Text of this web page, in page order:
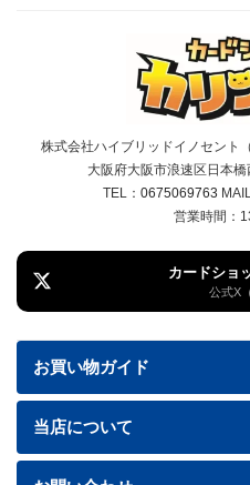
株式会社ハイブリッドイノセント
大阪府大阪市浪速区日本
TEL： 0675069763
営業時間：
カードショ
公式X
お買い物ガイド
お買い物ガイド
送料・配送について
当店について
特定商取引法に基づく表記